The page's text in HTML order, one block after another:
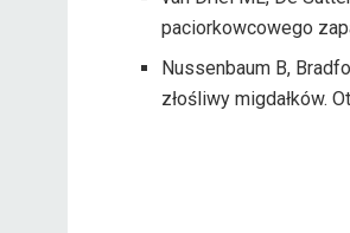
paciorkowcowego
Nussenbaum B,
złośliwy migdałków.